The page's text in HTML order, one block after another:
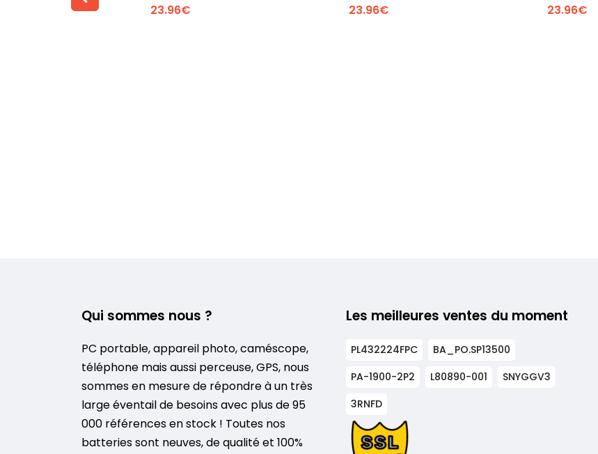
Voir plus +
23.96€
Voir plus +
23.96€
Voir plus +
23.96€
Qui sommes nous ?
PC portable, appareil photo, caméscope,
téléphone mais aussi perceuse, GPS, nous
sommes en mesure de répondre à un très
large éventail de besoins avec plus de 95
000 références en stock ! Toutes nos
batteries sont neuves, de qualité et 100%
Les meilleures ventes du moment
PL432224FPC
BA_PO.SP13500
PA-1900-2P2
L80890-001
SNYGGV3
3RNFD